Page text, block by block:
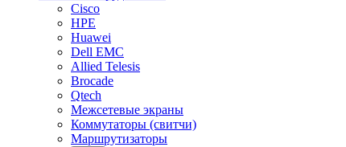
Cisco
HPE
Huawei
Dell EMC
Allied Telesis
Brocade
Qtech
Межсетевые экраны
Коммутаторы (свитчи)
Маршрутизаторы